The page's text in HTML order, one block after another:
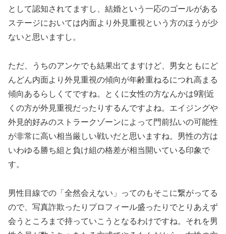
として認知されてますし、結婚という一応のゴールがある
ステージにおいては内面より外見重視という方のほうが少
ないと思いますし。
ただ、うちのアンケでも結果出てますけど、男女ともにど
んどん内面より外見重視の傾向が年齢重ねるにつれ高まる
傾向あるらしくてですね。とくに女性の方なんかは9割近
くの方が外見重視だったりするんですよね。エイジングや
外見的好みのストラークゾーンによって門前払いの可能性
が非常に高い相当厳しい戦いだと思いますね。男性の方は
いわゆる勝ち組と負け組の格差が相当開いている印象で
す。
男性目線での「全然会えない」ってのもそこに繋がってる
ので、写真詐欺ったりプロフィール盛ったりでとりあえず
会うところまで持っていこうとなるわけですね。それを男